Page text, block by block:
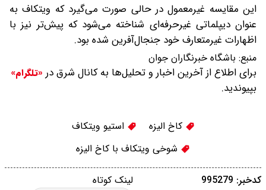
این مقایسه غیرمعمول در حالی صورت می‌گیرد که ویتکاف به
عنوان دیپلماتی غیرحرفه‌ای شناخته می‌شود که پیش‌تر نیز با
اظهارات غیرمتعارف خود جنجال‌آفرین شده بود.
منبع: باشگاه خبرنگاران جوان
برای اطلاع از آخرین اخبار و تحلیل‌ها به کانال شرق در «تلگرام»
بپیوندید.
کاخ الیزه
استیو ویتکاف
شوخی ویتکاف با کاخ الیزه
لینک کوتاه کدخبر: 995279